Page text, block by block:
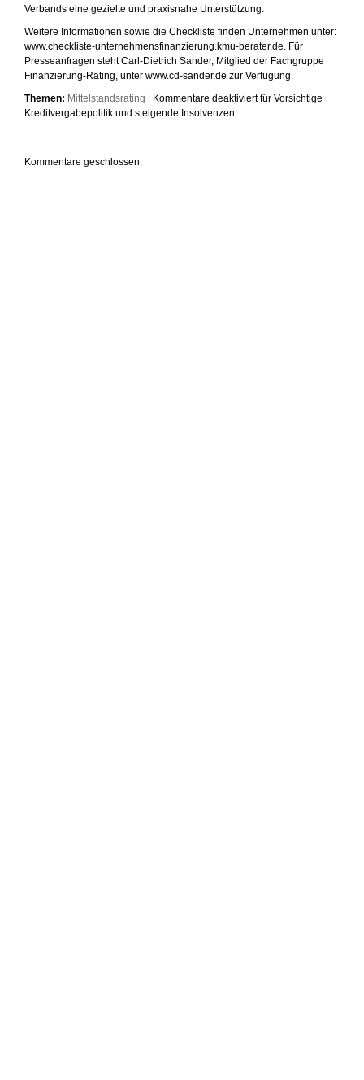
Verbands eine gezielte und praxisnahe Unterstützung.
Weitere Informationen sowie die Checkliste finden Unternehmen unter:
www.checkliste-unternehmensfinanzierung.kmu-berater.de. Für
Presseanfragen steht Carl-Dietrich Sander, Mitglied der Fachgruppe
Finanzierung-Rating, unter www.cd-sander.de zur Verfügung.
Themen: Mittelstandsrating Kommentare deaktiviertfür Vorsichtige
Kreditvergabepolitik und steigende Insolvenzen
Kommentare geschlossen.